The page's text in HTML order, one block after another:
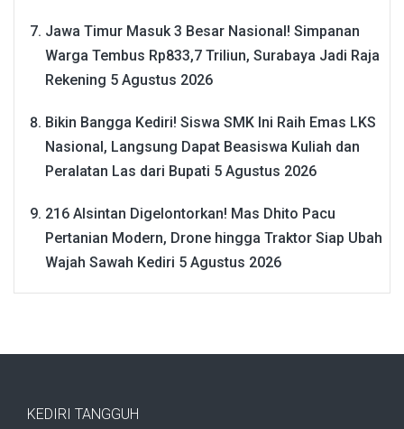
Jawa Timur Masuk 3 Besar Nasional! Simpanan
Warga Tembus Rp833,7 Triliun, Surabaya Jadi Raja
Rekening 5 Agustus 2026
Bikin Bangga Kediri! Siswa SMK Ini Raih Emas LKS
Nasional, Langsung Dapat Beasiswa Kuliah dan
Peralatan Las dari Bupati 5 Agustus 2026
216 Alsintan Digelontorkan! Mas Dhito Pacu
Pertanian Modern, Drone hingga Traktor Siap Ubah
Wajah Sawah Kediri 5 Agustus 2026
KEDIRI TANGGUH